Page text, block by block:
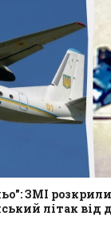
ЗМІ
літак від